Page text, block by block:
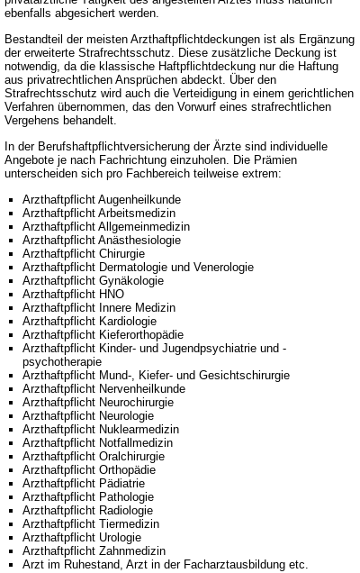
ebenfalls abgesichert werden.
Bestandteil der meisten Arzthaftpflichtdeckungen ist als Ergänzung
der erweiterte Strafrechtsschutz. Diese zusätzliche Deckung ist
notwendig, da die klassische Haftpflichtdeckung nur die Haftung
aus privatrechtlichen Ansprüchen abdeckt. Über den
Strafrechtsschutz wird auch die Verteidigung in einem gerichtlichen
Verfahren übernommen, das den Vorwurf eines strafrechtlichen
Vergehens behandelt.
In der Berufshaftpflichtversicherung der Ärzte sind individuelle
Angebote je nach Fachrichtung einzuholen. Die Prämien
unterscheiden sich pro Fachbereich teilweise extrem:
Arzthaftpflicht Augenheilkunde
Arzthaftpflicht Arbeitsmedizin
Arzthaftpflicht Allgemeinmedizin
Arzthaftpflicht Anästhesiologie
Arzthaftpflicht Chirurgie
Arzthaftpflicht Dermatologie und Venerologie
Arzthaftpflicht Gynäkologie
Arzthaftpflicht HNO
Arzthaftpflicht Innere Medizin
Arzthaftpflicht Kardiologie
Arzthaftpflicht Kieferorthopädie
Arzthaftpflicht Kinder- und Jugendpsychiatrie und -
psychotherapie
Arzthaftpflicht Mund-, Kiefer- und Gesichtschirurgie
Arzthaftpflicht Nervenheilkunde
Arzthaftpflicht Neurochirurgie
Arzthaftpflicht Neurologie
Arzthaftpflicht Nuklearmedizin
Arzthaftpflicht Notfallmedizin
Arzthaftpflicht Oralchirurgie
Arzthaftpflicht Orthopädie
Arzthaftpflicht Pädiatrie
Arzthaftpflicht Pathologie
Arzthaftpflicht Radiologie
Arzthaftpflicht Tiermedizin
Arzthaftpflicht Urologie
Arzthaftpflicht Zahnmedizin
Arzt im Ruhestand, Arzt in der Facharztausbildung etc.